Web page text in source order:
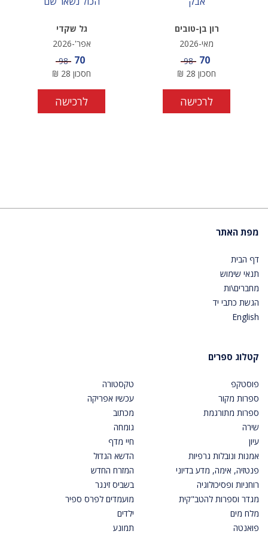
רון בן-טובים
מאי-2026
מחיר מבצע
70 מחיר
98
חסכון 28
₪
לרכישה
גל שקדי
אפר'-2026
מחיר מבצע
70 מחיר
98
חסכון 28
₪
לרכישה
מפת האתר
דף הבית
תנאי שימוש
מחברים\ות
הגשת כתבי יד
English
קטלוג ספרים
פוסטקפ
ספרות מקור
ספרות מתורגמת
שירה
עיון
אמנות ונובלות גרפיות
פנטזיה, אימה, מדע בדיוני
רוחניות ופסיכולוגיה
מגדר וספרות להטב"קית
מלח מים
פואנטה
טקסטורה
עכשיו אפריקה
מכתוב
גומחה
חיי מדף
הדשא הגדול
המזרח החדש
בשביס זינגר
מועמדים לפרס ספיר
ילדים
תמונע